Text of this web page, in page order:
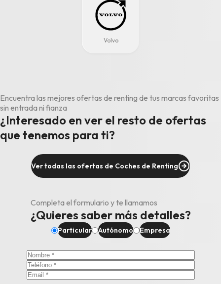
Volvo
Encuentra las mejores ofertas de renting de tus marcas favoritas
sin entrada ni fianza
¿Interesado en ver el resto de ofertas
que tenemos para ti?
Ver todas las ofertas de Coches de Renting
Completa el formulario y te llamamos
¿Quieres saber más detalles?
Particular Autónomo Empresa